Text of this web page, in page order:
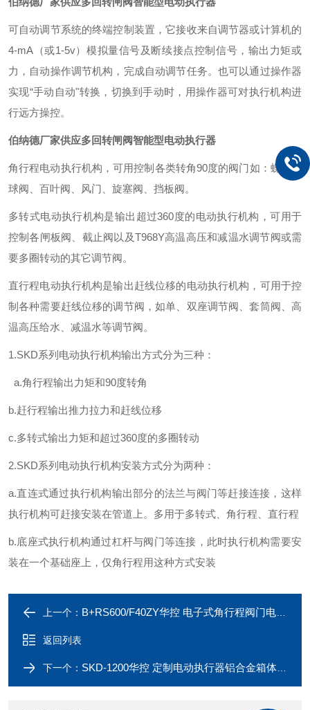
可自动调节系统的终端控制装置，它接收来自调节器或计算机的
4-mA（或1-5v）模拟量信号及断续接点控制信号，输出力矩或
力，自动操作调节机构，完成自动调节任务。也可以通过操作器
实现“手动自动"转换，切换到手动时，用操作器可对执行机构进
行远方操控。
伯纳德厂家供应多回转闸阀智能型电动执行器
角行程电动执行机构，可用控制各类转角90度的阀门如：蝶阀、
球阀、百叶阀、风门、旋塞阀、挡板阀。
多转式电动执行机构是输出超过360度的电动执行机构，可用于
控制各闸板阀、截止阀以及T968Y高温高压和减温水调节阀或需
要多圈转动的其它调节阀。
直行程电动执行机构是输出赶线位移的电动执行机构，可用于控
制各种需要赶线位移的调节阀，如单、双座调节阀、套筒阀、高
温高压给水、减温水等调节阀。
1.SKD系列电动执行机构输出方式分为三种：
a.角行程输出力矩和90度转角
b.赶行程输出推力拉力和赶线位移
c.多转式输出力矩和超过360度的多圈转动
2.SKD系列电动执行机构安装方式分为两种：
a.直连式通过执行机构输出部分的法兰与阀门等赶接连接，这样
执行机构可赶接安装在管道上。多用于多转式、角行程、直行程
b.底座式执行机构通过杠杆与阀门等连接，此时执行机构需要安
装在一个基础座上，仅角行程用这种方式安装
上一个： B+RS600/F40ZY华控 电子式角行程阀门电动执行机构
返回列表
下一个： SKD-1200华控 定制电动执行器铝合金箱体多回转